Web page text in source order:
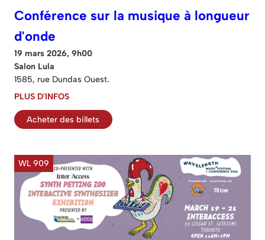
Conférence sur la musique à longueur
d'onde
19 mars 2026, 9h00
Salon Lula
1585, rue Dundas Ouest.
PLUS D'INFOS
Acheter des billets
WL 909